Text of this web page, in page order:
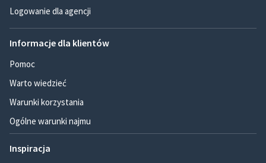
Logowanie dla agencji
Informacje dla klientów
Pomoc
Warto wiedzieć
Warunki korzystania
Ogólne warunki najmu
Inspiracja